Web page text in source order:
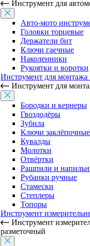
Инструмент для
Авто-мото
Головки торцевые
Держатели бит
Ключи гаечные
Наколенники
Рукоятки и воротки
Инструмент для монтажа
Инструмент для
Бородки и кернеры
Гвоздодёры
Зубила
Ключи заклёпочные
Кувалды
Молотки
Отвёртки
Рашпили и
Рубанки ручные
Стамески
Степлеры
Топоры
Инструмент
Инструмент
разметочный